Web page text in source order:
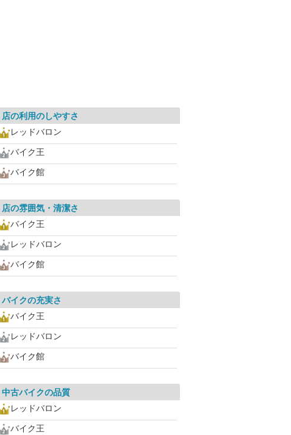
店の利用のしやすさ
レッドバロン
バイク王
バイク館
店の雰囲気・清潔さ
バイク王
レッドバロン
バイク館
バイクの充実さ
バイク王
レッドバロン
バイク館
中古バイクの品質
レッドバロン
バイク王